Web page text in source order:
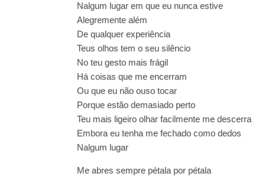
Nalgum lugar em que eu nunca estive
Alegremente além
De qualquer experiência
Teus olhos tem o seu silêncio
No teu gesto mais frágil
Há coisas que me encerram
Ou que eu não ouso tocar
Porque estão demasiado perto
Teu mais ligeiro olhar facilmente me descerra
Embora eu tenha me fechado como dedos
Nalgum lugar
Me abres sempre pétala por pétala